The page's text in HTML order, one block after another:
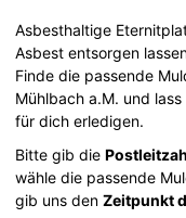
Asbesthaltige
Asbest entsorgen
Finde die passende
Mühlbach a.M. und
für dich erledigen.
Bitte gib die
wähle die passende
gib uns denZeitpunkt